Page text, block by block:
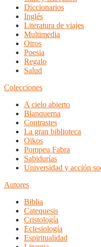
Diccionarios
Inglés
Literatura de viajes
Multimedia
Otros
Poesia
Regalo
Salud
Colecciones
A cielo abierto
Blanquerna
Contrastes
La gran biblioteca
Oikos
Pompeu Fabra
Sabidurías
Universidad y acción
Autores
Biblia
Catequesis
Cristología
Eclesiología
Espiritualidad